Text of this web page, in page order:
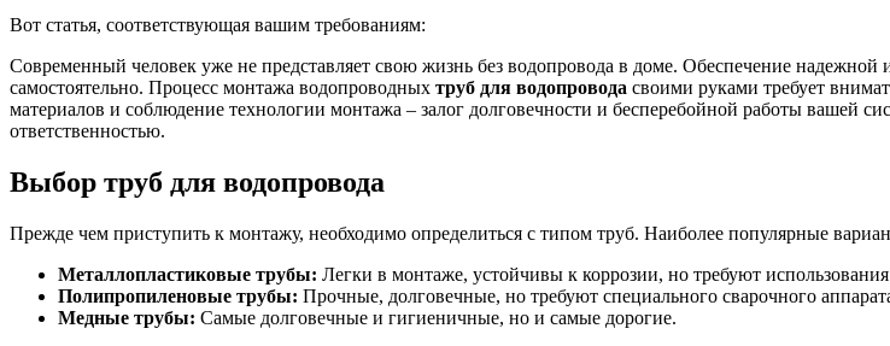
Вот статья, соответствующая вашим требованиям:
Современный человек уже не представляет свою жизнь без водопровода в доме. Обеспечение
самостоятельно. Процесс монтажа водопроводных труб для водопровода своими руками требует
материалов и соблюдение технологии монтажа – залог долговечности и бесперебойной работы вашей
ответственностью.
Выбор труб для водопровода
Прежде чем приступить к монтажу, необходимо определиться с типом труб. Наиболее популярные
Металлопластиковые трубы: Легки в монтаже, устойчивы к коррозии, но требуют
Полипропиленовые трубы: Прочные, долговечные, но требуют специального сварочного
Медные трубы: Самые долговечные и гигиеничные, но и самые дорогие.